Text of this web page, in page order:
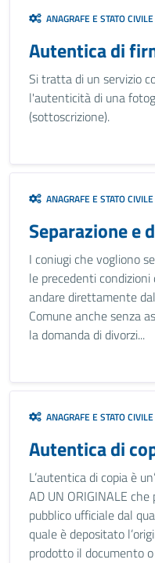
ANAGRAFE E STATO CIVILE
Autentica di
Si tratta di un servizio
l'autenticità di una
(sottoscrizione).
ANAGRAFE E STATO CIVILE
Separazione e
I coniugi che vogliono
le precedenti
andare direttamente
Comune anche senza
la domanda di divorzi...
ANAGRAFE E STATO CIVILE
Autentica di
L’autentica di copia è
AD UN ORIGINALE
pubblico ufficiale dal
quale è depositato
prodotto il documento